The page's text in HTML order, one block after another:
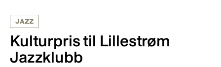
JAZZ
Kulturpris til Lillestrøm
Jazzklubb